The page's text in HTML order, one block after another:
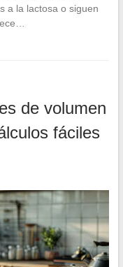
a la lactosa o siguen
de volumen
fáciles